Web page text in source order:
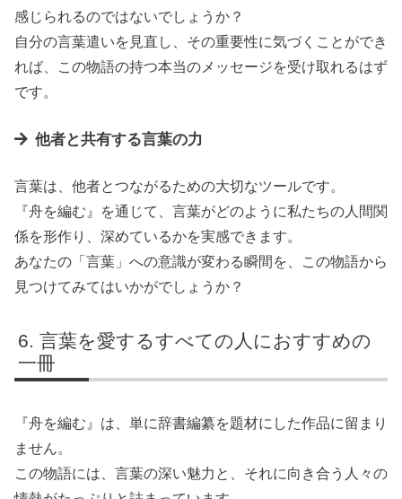
感じられるのではないでしょうか？
自分の言葉遣いを見直し、その重要性に気づくことができ
れば、この物語の持つ本当のメッセージを受け取れるはず
です。
他者と共有する言葉の力
言葉は、他者とつながるための大切なツールです。
『舟を編む』を通じて、言葉がどのように私たちの人間関
係を形作り、深めているかを実感できます。
あなたの「言葉」への意識が変わる瞬間を、この物語から
見つけてみてはいかがでしょうか？
言葉を愛するすべての人におすすめの
一冊
『舟を編む』は、単に辞書編纂を題材にした作品に留まり
ません。
この物語には、言葉の深い魅力と、それに向き合う人々の